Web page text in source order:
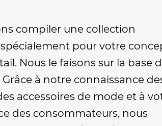
compiler une collection
pour votre
Nous le faisons sur la base
à notre connaissance
accessoires de mode et à
des consommateurs, nous